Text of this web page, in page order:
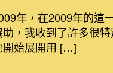
佈
日
期
信
片
環
年，在2009年的這
，我收到了許多很
開始展開用 […]